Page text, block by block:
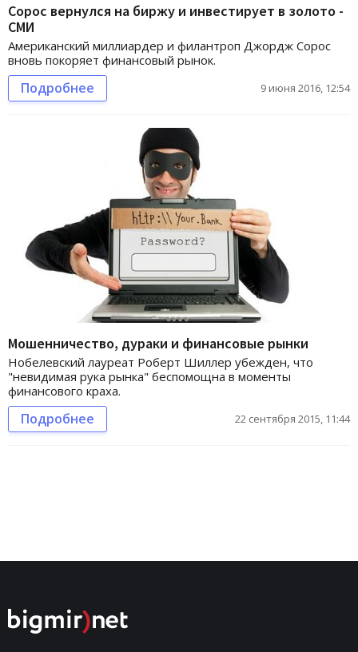
Сорос вернулся на биржу и инвестирует в золото -
СМИ
Американский миллиардер и филантроп Джордж Сорос
вновь покоряет финансовый рынок.
Подробнее 9 июня 2016, 12:54
Мошенничество, дураки и финансовые рынки
Нобелевский лауреат Роберт Шиллер убежден, что
"невидимая рука рынка" беспомощна в моменты
финансового краха.
Подробнее 22 сентября 2015, 11:44